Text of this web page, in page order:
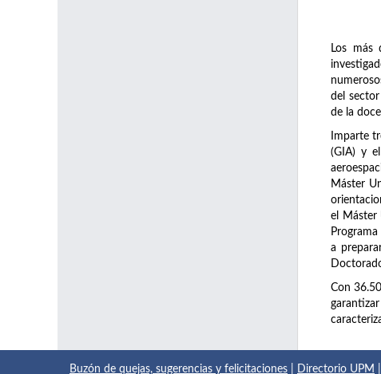
Los más
del
de la
Imparte
(GIA) y
Máster
el Máster
a
Con
Buzón de quejas, sugerencias y felicitaciones Directorio UPM